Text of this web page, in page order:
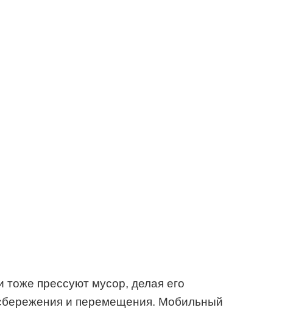
прессуют мусор, делая его
и перемещения. Мобильный